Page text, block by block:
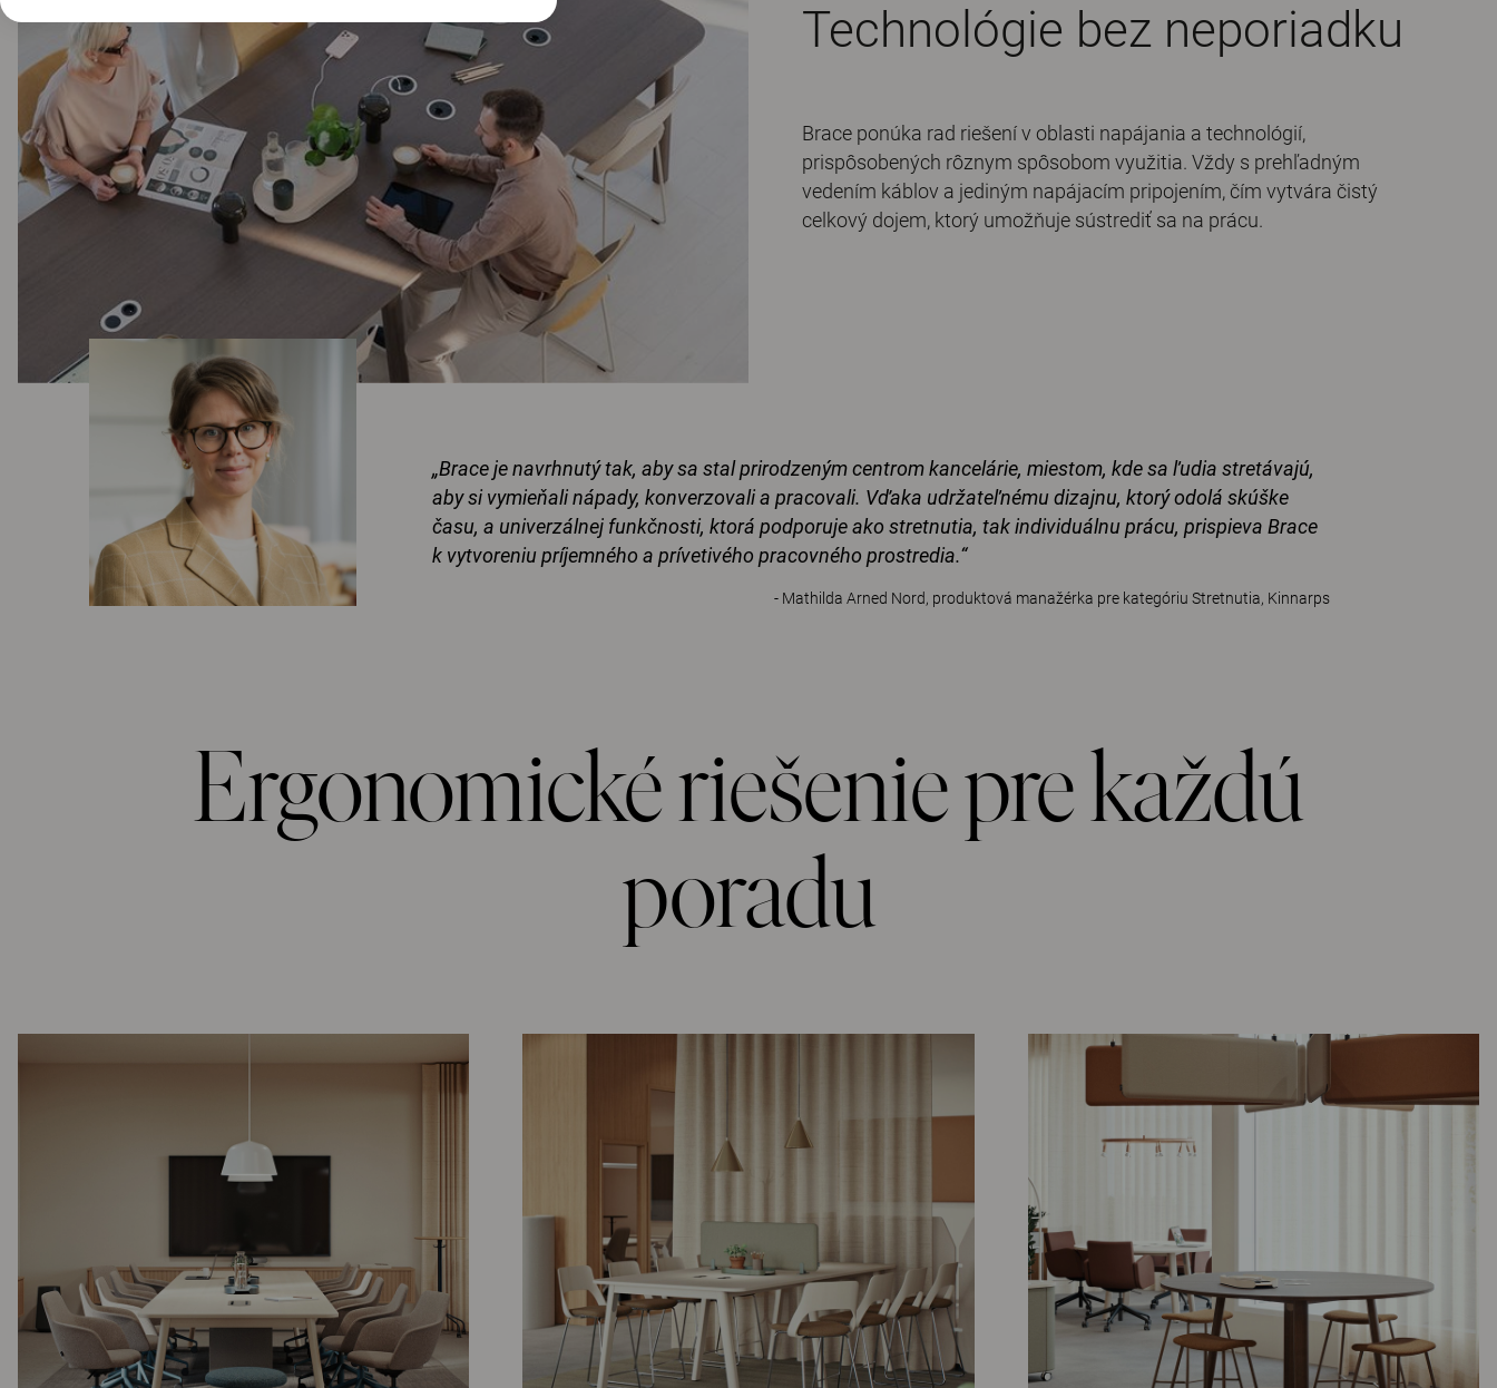
Technológie bez neporiadku
Brace ponúka rad riešení v oblasti napájania a technológií,
prispôsobených rôznym spôsobom využitia. Vždy s prehľadným
vedením káblov a jediným napájacím pripojením, čím vytvára čistý
celkový dojem, ktorý umožňuje sústrediť sa na prácu.
„Brace je navrhnutý tak, aby sa stal prirodzeným centrom kancelárie, miestom, kde sa ľudia stretávajú,
aby si vymieňali nápady, konverzovali a pracovali. Vďaka udržateľnému dizajnu, ktorý odolá skúške
času, a univerzálnej funkčnosti, ktorá podporuje ako stretnutia, tak individuálnu prácu, prispieva Brace
k vytvoreniu príjemného a prívetivého pracovného prostredia.“
- Mathilda Arned Nord, produktová manažérka pre kategóriu Stretnutia, Kinnarps
Ergonomické riešenie pre každú
poradu